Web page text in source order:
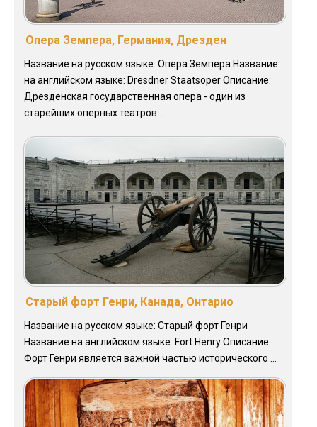
Опера Земпера, Германия, Дрезден
Название на русском языке: Опера Земпера Название
на английском языке: Dresdner Staatsoper Описание:
Дрезденская государственная опера - один из
старейших оперных театров ...
Старый форт Генри, Канада, Онтарио
Название на русском языке: Старый форт Генри
Название на английском языке: Fort Henry Описание:
Форт Генри является важной частью исторического ...